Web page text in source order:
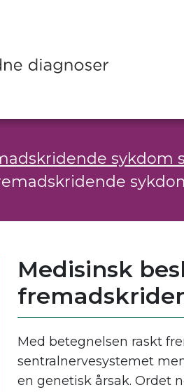
Medisinsk
Med betegnelsen raskt
sentralnervesystemet
en genetisk årsak. Ordet